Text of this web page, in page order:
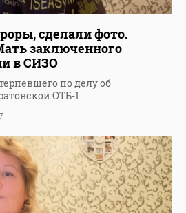
сделали фото.
заключенного
в СИЗО
по делу об
ОТБ-1